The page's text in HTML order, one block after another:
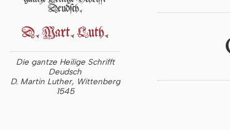
Die gantze Heilige Schrifft
Deudsch
D. Martin Luther, Wittenberg
1545